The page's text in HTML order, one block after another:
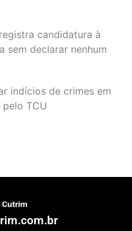
candidatura à
sem declarar nenhum
indícios de crimes em
TCU